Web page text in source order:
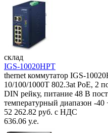
склад
IGS-10020HPT
thernet коммутатор IGS-
10/100/1000T 802.3at PoE, 2
DIN рейку, питание 48 В
температурный диапазон -40
52 262.82 руб. с НДС
636.06 у.е.